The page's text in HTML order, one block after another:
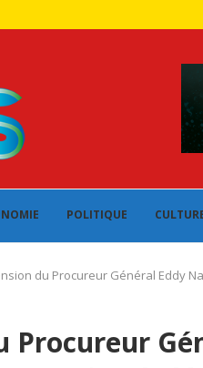
POLITIQUE
du Procureur Général Eddy
Procureur